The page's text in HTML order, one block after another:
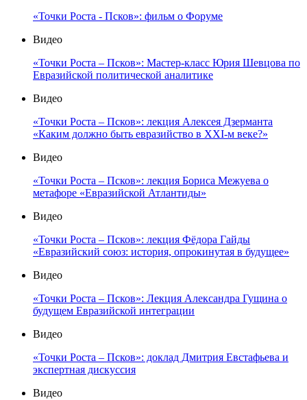
«Точки Роста - Псков»: фильм о Форуме
Видео
«Точки Роста – Псков»: Мастер-класс Юрия Шевцова по
Евразийской политической аналитике
Видео
«Точки Роста – Псков»: лекция Алексея Дзерманта
«Каким должно быть евразийство в XXI-м веке?»
Видео
«Точки Роста – Псков»: лекция Бориса Межуева о
метафоре «Евразийской Атлантиды»
Видео
«Точки Роста – Псков»: лекция Фёдора Гайды
«Евразийский союз: история, опрокинутая в будущее»
Видео
«Точки Роста – Псков»: Лекция Александра Гущина о
будущем Евразийской интеграции
Видео
«Точки Роста – Псков»: доклад Дмитрия Евстафьева и
экспертная дискуссия
Видео